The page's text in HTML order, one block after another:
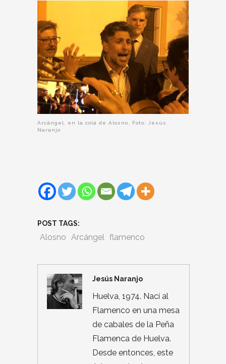
Arcángel, en la colá de Alosno. Foto: Jesús
Naranjo
POST TAGS:
Alosno Arcángel flamenco
Jesús Naranjo
Huelva, 1974. Nací al
Flamenco en una mesa
de cabales de la Peña
Flamenca de Huelva.
Desde entonces, este